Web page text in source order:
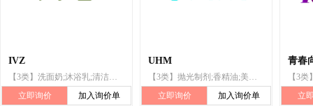
IVZ
【3类】洗面奶;沐浴乳;清洁制剂;抛光制剂;香精油;美容面膜;化妆品;假指甲;漱口剂;香
立即询价
加入询价单
UHM
【3类】抛光制剂;香精油;美容面膜;化妆品;假指甲;漱口剂;香;洗面奶;沐浴乳;清洁制剂
立即询价
加入询价单
青春
立